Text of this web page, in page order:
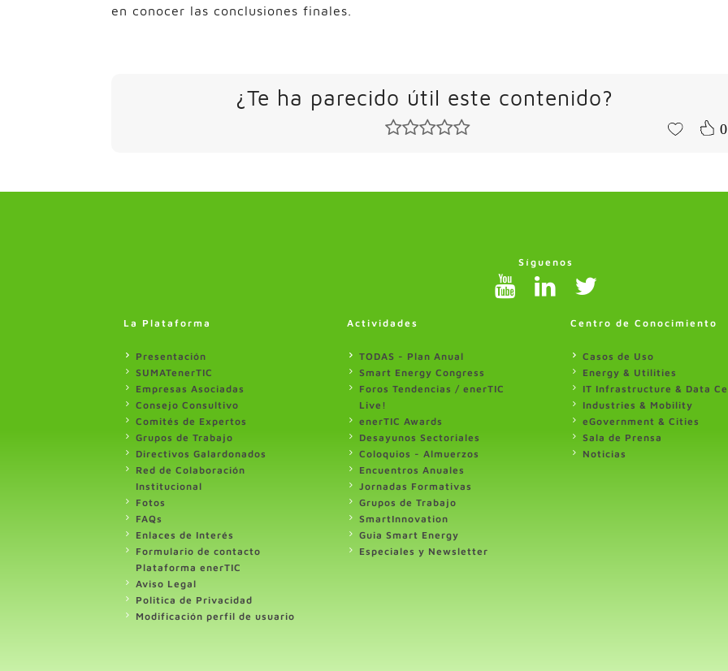
en conocer las conclusiones finales.
¿Te ha parecido útil este contenido?
0
Síguenos
La Plataforma
Presentación
SUMATenerTIC
Empresas Asociadas
Consejo Consultivo
Comités de Expertos
Grupos de Trabajo
Directivos Galardonados
Red de Colaboración
Institucional
Fotos
FAQs
Enlaces de Interés
Formulario de contacto
Plataforma enerTIC
Aviso Legal
Politica de Privacidad
Modificación perfil de usuario
Actividades
TODAS - Plan Anual
Smart Energy Congress
Foros Tendencias / enerTIC
Live!
enerTIC Awards
Desayunos Sectoriales
Coloquios - Almuerzos
Encuentros Anuales
Jornadas Formativas
Grupos de Trabajo
SmartInnovation
Guia Smart Energy
Especiales y Newsletter
Centro de Conocimiento
Casos de Uso
Energy & Utilities
IT Infrastructure & Data
Industries & Mobility
eGovernment & Cities
Sala de Prensa
Noticias